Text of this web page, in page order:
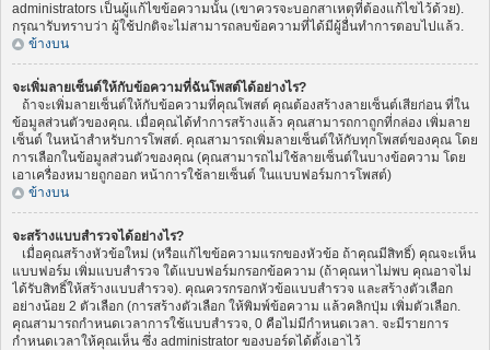
administrators เป็นผู้แก้ไขข้อความนั้น (เขาควรจะบอกสาเหตุที่ต้องแก้ไขไว้ด้วย).
กรุณารับทราบว่า ผู้ใช้ปกติจะไม่สามารถลบข้อความที่ได้มีผู้อื่นทำการตอบไปแล้ว.
ข้างบน
จะเพิ่มลายเซ็นต์ให้กับข้อความที่ฉันโพสต์ได้อย่างไร?
ถ้าจะเพิ่มลายเซ็นต์ให้กับข้อความที่คุณโพสต์ คุณต้องสร้างลายเซ็นต์เสียก่อน ที่ใน
ข้อมูลส่วนตัวของคุณ. เมื่อคุณได้ทำการสร้างแล้ว คุณสามารถกาถูกที่กล่อง เพิ่มลาย
เซ็นต์ ในหน้าสำหรับการโพสต์. คุณสามารถเพิ่มลายเซ็นต์ให้กับทุกโพสต์ของคุณ โดย
การเลือกในข้อมูลส่วนตัวของคุณ (คุณสามารถไม่ใช้ลายเซ็นต์ในบางข้อความ โดย
เอาเครื่องหมายถูกออก หน้าการใช้ลายเซ็นต์ ในแบบฟอร์มการโพสต์)
ข้างบน
จะสร้างแบบสำรวจได้อย่างไร?
เมื่อคุณสร้างหัวข้อใหม่ (หรือแก้ไขข้อความแรกของหัวข้อ ถ้าคุณมีสิทธิ์) คุณจะเห็น
แบบฟอร์ม เพิ่มแบบสำรวจ ใต้แบบฟอร์มกรอกข้อความ (ถ้าคุณหาไม่พบ คุณอาจไม่
ได้รับสิทธิ์ให้สร้างแบบสำรวจ). คุณควรกรอกหัวข้อแบบสำรวจ และสร้างตัวเลือก
อย่างน้อย 2 ตัวเลือก (การสร้างตัวเลือก ให้พิมพ์ข้อความ แล้วคลิกปุ่ม เพิ่มตัวเลือก.
คุณสามารถกำหนดเวลาการใช้แบบสำรวจ, 0 คือไม่มีกำหนดเวลา. จะมีรายการ
กำหนดเวลาให้คุณเห็น ซึ่ง administrator ของบอร์ดได้ตั้งเอาไว้